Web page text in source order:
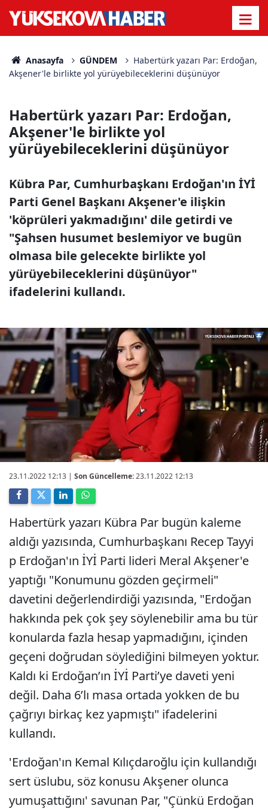
Anasayfa GÜNDEM
Habertürk yazarı Par: Erdoğan,
Akşener'le birlikte yol yürüyebileceklerini düşünüyor
Habertürk yazarı Par: Erdoğan,
Akşener'le birlikte yol
yürüyebileceklerini düşünüyor
Kübra Par, Cumhurbaşkanı Erdoğan'ın İYİ
Parti Genel Başkanı Akşener'e ilişkin
'köprüleri yakmadığını' dile getirdi ve
"Şahsen husumet beslemiyor ve bugün
olmasa bile gelecekte birlikte yol
yürüyebileceklerini düşünüyor"
ifadelerini kullandı.
23.11.2022 12:13 | Son Güncelleme:23.11.2022 12:13
Habertürk yazarı Kübra Par bugün kaleme
aldığı yazısında, Cumhurbaşkanı Recep Tayyi
p Erdoğan'ın İYİ Parti lideri Meral Akşener'e
yaptığı "Konumunu gözden geçirmeli"
davetini değerlendirdiği yazısında, "Erdoğan
hakkında pek çok şey söylenebilir ama bu tür
konularda fazla hesap yapmadığını, içinden
geçeni doğrudan söylediğini bilmeyen yoktur.
Kaldı ki Erdoğan’ın İYİ Parti’ye daveti yeni
değil. Daha 6’lı masa ortada yokken de bu
çağrıyı birkaç kez yapmıştı" ifadelerini
kullandı.
'Erdoğan'ın Kemal Kılıçdaroğlu için kullandığı
sert üslubu, söz konusu Akşener olunca
yumuşattığını' savunan Par, "Çünkü Erdoğan